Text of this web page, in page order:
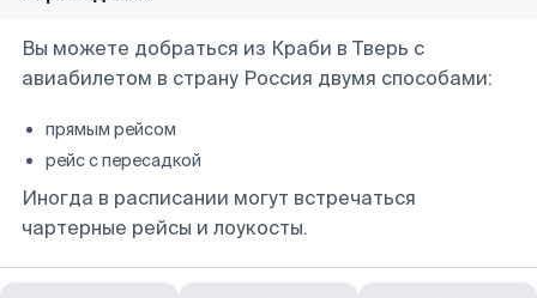
Вы можете добраться из Краби в Тверь с
авиабилетом в страну Россия двумя способами:
прямым рейсом
рейс с пересадкой
Иногда в расписании могут встречаться
чартерные рейсы и лоукосты.